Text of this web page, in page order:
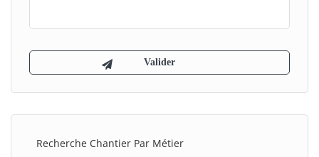
Recherche Chantier Par Métier